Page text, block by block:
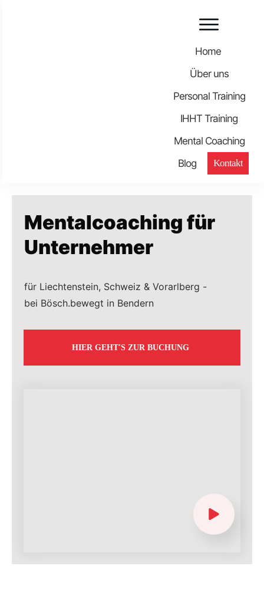
Home
Über uns
Personal Training
IHHT Training
Mental Coaching
Blog
Kontakt
Mentalcoaching für
Unternehmer
für Liechtenstein, Schweiz & Vorarlberg -
bei Bösch.bewegt in Bendern
HIER GEHT'S ZUR BUCHUNG